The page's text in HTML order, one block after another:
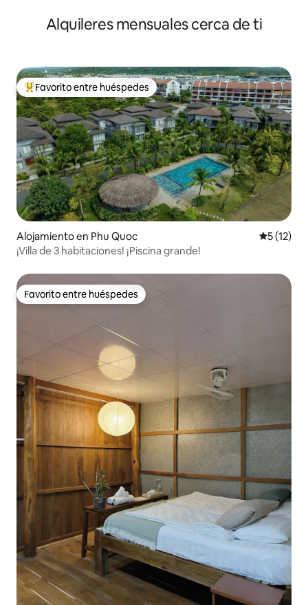
Alquileres mensuales cerca de ti
Favorito entre huéspedes preferido
Favorito entre huéspedes
Alojamiento en Phu Quoc
5 (12)
¡Villa de 3 habitaciones! ¡Piscina grande!
Favorito entre huéspedes
Favorito entre huéspedes